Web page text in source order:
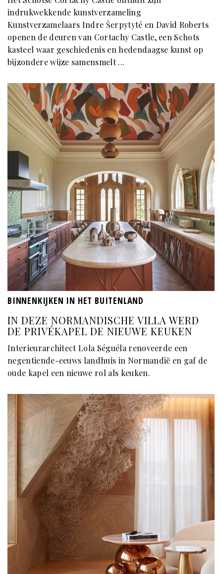
indrukwekkende kunstverzameling
Kunstverzamelaars Indre Šerpytyté en David Roberts
openen de deuren van Cortachy Castle, een Schots
kasteel waar geschiedenis en hedendaagse kunst op
bijzondere wijze samensmelt ...
BINNENKIJKEN IN HET BUITENLAND
IN DEZE NORMANDISCHE VILLA WERD
DE PRIVÉKAPEL DE NIEUWE KEUKEN
Interieurarchitect Lola Séguéla renoveerde een
negentiende-eeuws landhuis in Normandië en gaf de
oude kapel een nieuwe rol als keuken.